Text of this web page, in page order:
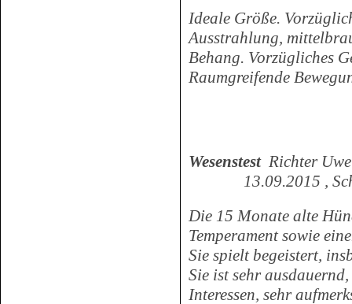
Ideale Größe.
Ausstrahlung,
Behang. Vorzügliches
Raumgreifende
Wesenstest Richter
13.09.2015 ,
Die 15 Monate alte
Temperament sowie
Sie spielt begeistert,
Sie ist sehr
Interessen, sehr